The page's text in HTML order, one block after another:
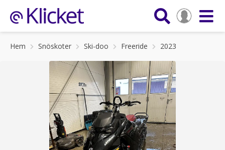
Hem Snöskoter Ski-doo Freeride 2023